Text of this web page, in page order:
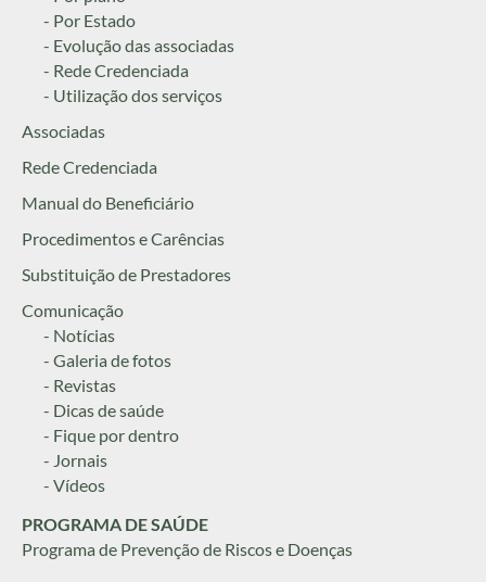
- Por Estado
- Evolução das associadas
- Rede Credenciada
- Utilização dos serviços
Associadas
Rede Credenciada
Manual do Beneficiário
Procedimentos e Carências
Substituição de Prestadores
Comunicação
- Notícias
- Galeria de fotos
- Revistas
- Dicas de saúde
- Fique por dentro
- Jornais
- Vídeos
PROGRAMA DE SAÚDE
Programa de Prevenção de Riscos e Doenças